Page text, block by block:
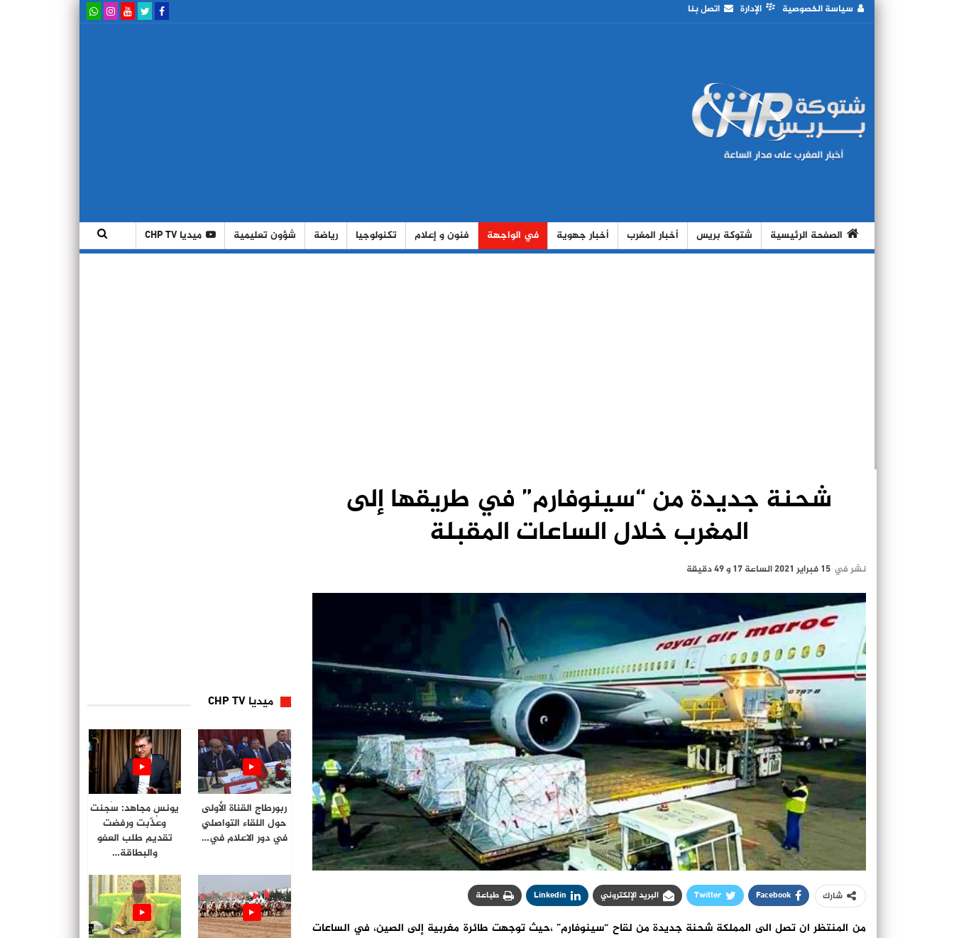
سياسة الخصوصية الإدارة اتصل بنا
الصفحة الرئيسية شتوكة بريس أخبار المغرب أخبار جهوية في الواجهة فنون و إعلام تكنولوجيا رياضة شؤون تعليمية ميديا CHP TV
شحنة جديدة من “سينوفارم” في طريقها إلى
المغرب خلال الساعات المقبلة
نشر في 15 فبراير 2021 الساعة 17 و 49 دقيقة
شارك Facebook
Twitter البريد الإلكتروني Linkedin طباعة
من المنتظر ان تصل الى المملكة شحنة جديدة من لقاح “سينوفارم” ،حيث توجهت طائرة مغربية إلى الصين، في الساعات
ميديا CHP TV
ربورطاج القناة الأولى
حول اللقاء التواصلي
في دور الاعلام في…
يونس مجاهد: سُجنت
وعُذّبت ورفضت
تقديم طلب العفو
والبطاقة…